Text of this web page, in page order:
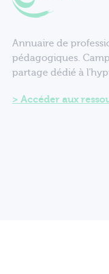
Annuaire de
pédagogiques.
partage dédié à
Accéder aux